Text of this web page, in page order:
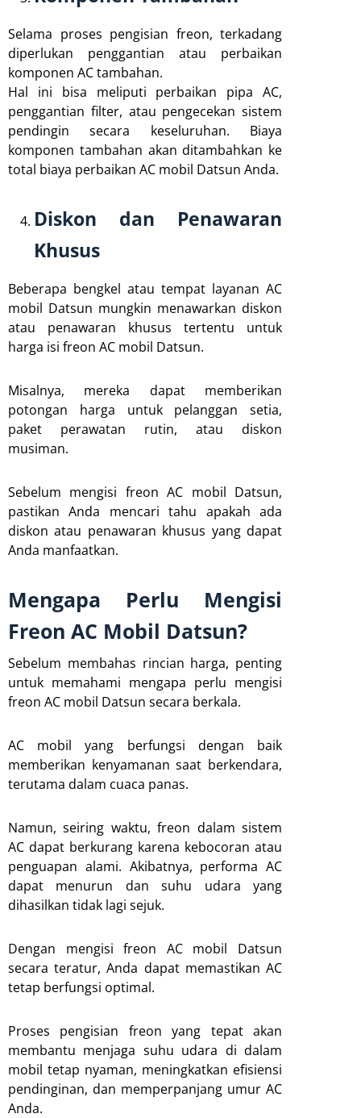
Selama proses pengisian freon, terkadang
diperlukan penggantian atau perbaikan
komponen AC tambahan.
Hal ini bisa meliputi perbaikan pipa AC,
penggantian filter, atau pengecekan sistem
pendingin secara keseluruhan. Biaya
komponen tambahan akan ditambahkan ke
total biaya perbaikan AC mobil Datsun Anda.
Diskon dan Penawaran
Khusus
Beberapa bengkel atau tempat layanan AC
mobil Datsun mungkin menawarkan diskon
atau penawaran khusus tertentu untuk
harga isi freon AC mobil Datsun.
Misalnya, mereka dapat memberikan
potongan harga untuk pelanggan setia,
paket perawatan rutin, atau diskon
musiman.
Sebelum mengisi freon AC mobil Datsun,
pastikan Anda mencari tahu apakah ada
diskon atau penawaran khusus yang dapat
Anda manfaatkan.
Mengapa Perlu Mengisi
Freon AC Mobil Datsun?
Sebelum membahas rincian harga, penting
untuk memahami mengapa perlu mengisi
freon AC mobil Datsun secara berkala.
AC mobil yang berfungsi dengan baik
memberikan kenyamanan saat berkendara,
terutama dalam cuaca panas.
Namun, seiring waktu, freon dalam sistem
AC dapat berkurang karena kebocoran atau
penguapan alami. Akibatnya, performa AC
dapat menurun dan suhu udara yang
dihasilkan tidak lagi sejuk.
Dengan mengisi freon AC mobil Datsun
secara teratur, Anda dapat memastikan AC
tetap berfungsi optimal.
Proses pengisian freon yang tepat akan
membantu menjaga suhu udara di dalam
mobil tetap nyaman, meningkatkan efisiensi
pendinginan, dan memperpanjang umur AC
Anda.